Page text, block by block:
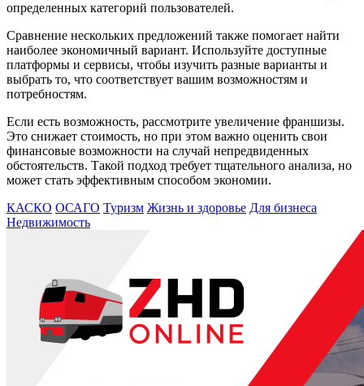
определенных категорий пользователей.
Сравнение нескольких предложений также помогает найти
наиболее экономичный вариант. Используйте доступные
платформы и сервисы, чтобы изучить разные варианты и
выбрать то, что соответствует вашим возможностям и
потребностям.
Если есть возможность, рассмотрите увеличение франшизы.
Это снижает стоимость, но при этом важно оценить свои
финансовые возможности на случай непредвиденных
обстоятельств. Такой подход требует тщательного анализа, но
может стать эффективным способом экономии.
КАСКО ОСАГО Туризм Жизнь и здоровье Для бизнеса
Недвижимость